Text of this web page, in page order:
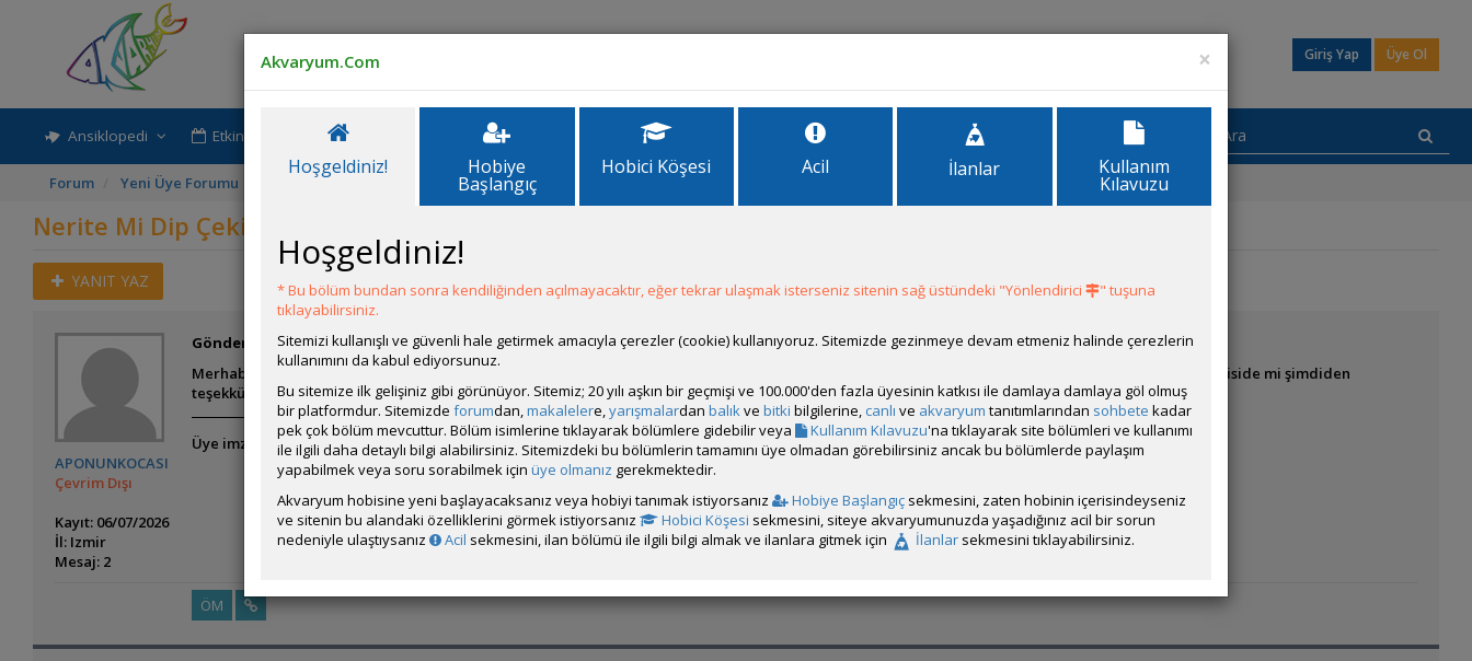
Giriş Yap Üye Ol
Ansiklopedi Etkinlik-Paylaşım İlanlar Forum
Forum Yeni Üye Forumu Nerite Mi Dip Çekim Mi
Nerite Mi Dip Çekim Mi
YANIT YAZ
APONUNKOCASI
Çevrim Dışı
Kayıt: 06/07/2026
İl: Izmir
Mesaj: 2
Gönderim Zamanı: 06 Temmuz 2026 16:25
Merhabalar 25x25x25 de ilk akvaryumumu kurucam bir betta bakıcam yanlız şunda karasızım dip çekim aleti mi alayım nerite salyangozu mu yoksa ikiside mi şimdiden
teşekkürler
Üye imzalarını sadece giriş yapan üyelerimiz görebilir
ÖM
×
Akvaryum.Com
Hoşgeldiniz! Hobiye
Başlangıç
Hobici Köşesi Acil İlanlar Kullanım
Kılavuzu
Hoşgeldiniz!
* Bu bölüm bundan sonra kendiliğinden açılmayacaktır, eğer tekrar ulaşmak isterseniz sitenin sağ üstündeki "Yönlendirici
" tuşuna
tıklayabilirsiniz.
Sitemizi kullanışlı ve güvenli hale getirmek amacıyla çerezler (cookie) kullanıyoruz. Sitemizde gezinmeye devam etmeniz halinde çerezlerin
kullanımını da kabul ediyorsunuz.
Bu sitemize ilk gelişiniz gibi görünüyor. Sitemiz; 20 yılı aşkın bir geçmişi ve 100.000'den fazla üyesinin katkısı ile damlaya damlaya göl olmuş
bir platformdur. Sitemizde forumdan,makalelere,yarışmalardan balıkve bitki bilgilerine, canlı ve akvaryum tanıtımlarından sohbete kadar
pek çok bölüm mevcuttur. Bölüm isimlerine tıklayarak bölümlere gidebilir veya
Kullanım Kılavuzu'na tıklayarak site bölümleri ve kullanımı
ile ilgili daha detaylı bilgi alabilirsiniz. Sitemizdeki bu bölümlerin tamamını üye olmadan görebilirsiniz ancak bu bölümlerde paylaşım
yapabilmek veya soru sorabilmek için üye olmanız gerekmektedir.
Akvaryum hobisine yeni başlayacaksanız veya hobiyi tanımak istiyorsanız
Hobiye Başlangıç sekmesini, zaten hobinin içerisindeyseniz
ve sitenin bu alandaki özelliklerini görmek istiyorsanız
Hobici Köşesi sekmesini, siteye akvaryumunuzda yaşadığınız acil bir sorun
nedeniyle ulaştıysanız
Acil sekmesini, ilan bölümü ile ilgili bilgi almak ve ilanlara gitmek için İlanlar sekmesini tıklayabilirsiniz.